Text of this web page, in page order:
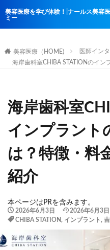
美容医療を学び体験！|ナールス美容
ミー
美容医療（HOME)
医師イン
海岸歯科室CHIBA STATIONのイ
海岸歯科室
インプラント
は？特徴・料
紹介
本ページはPRを含みます。
2026年6月3日 2026年6月3日
CHIBA STATION, インプラント,